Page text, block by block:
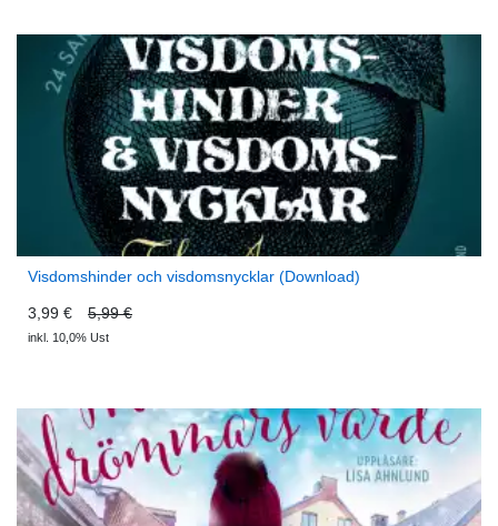
Visdomshinder och visdomsnycklar (Download)
3,99 € 5,99 €
inkl. 10,0% Ust